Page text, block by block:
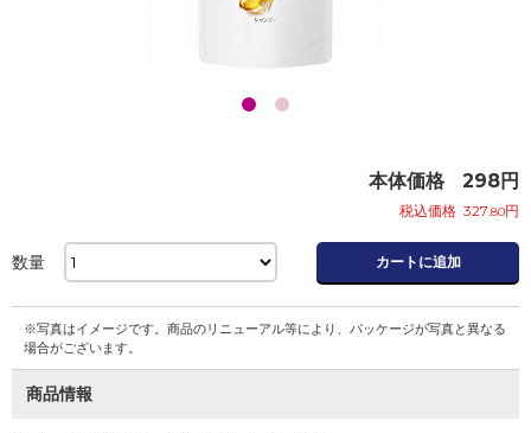
本体価格 298円
税込価格 327.80円
数量 カートに追加
※写真はイメージです。商品のリニューアル等により、パッケージが写真と異なる
場合がございます。
商品情報